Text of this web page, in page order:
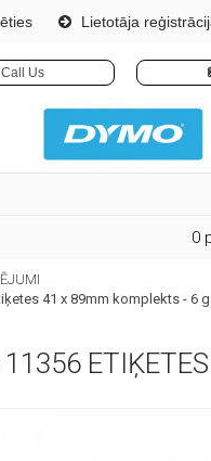
Lietotāja
Call Us
0
41 x 89mm komplekts - 6